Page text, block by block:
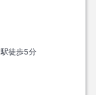
駅徒歩5分